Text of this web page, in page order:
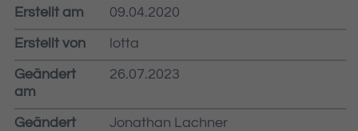
Erstellt am 09.04.2020
Erstellt von lotta
Geändert
am
26.07.2023
Geändert
Jonathan Lachner